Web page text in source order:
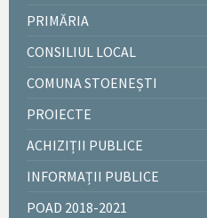
PRIMĂRIA
CONSILIUL LOCAL
COMUNA STOENEȘTI
PROIECTE
ACHIZIȚII PUBLICE
INFORMAȚII PUBLICE
POAD 2018-2021